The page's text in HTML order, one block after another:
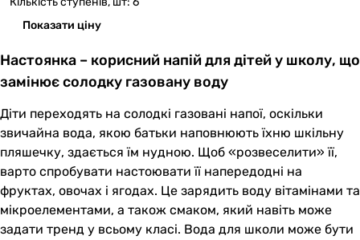
Показати ціну
Настоянка – корисний напій для дітей у школу, що
замінює солодку газовану воду
Діти переходять на солодкі газовані напої, оскільки
звичайна вода, якою батьки наповнюють їхню шкільну
пляшечку, здається їм нудною. Щоб «розвеселити» її,
варто спробувати настоювати її напередодні на
фруктах, овочах і ягодах. Це зарядить воду вітамінами та
мікроелементами, а також смаком, який навіть може
задати тренд у всьому класі. Вода для школи може бути